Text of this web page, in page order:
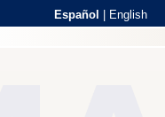
Español English